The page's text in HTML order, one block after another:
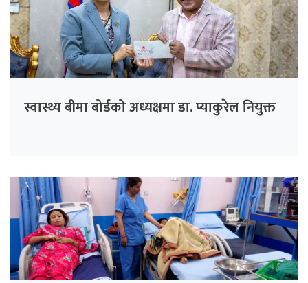
स्वास्थ्य बीमा बोर्डको अध्यक्षमा डा. प्याकुरेल नियुक्त